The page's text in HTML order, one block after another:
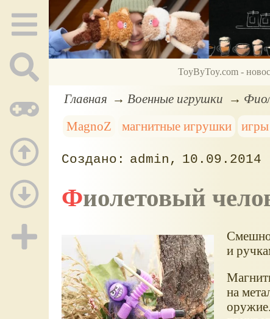
ToyByToy.com -
Главная Военные игрушки
MagnoZ
магнитные игрушки игры
admin 10.09.2014
Фиолетовый
и
на